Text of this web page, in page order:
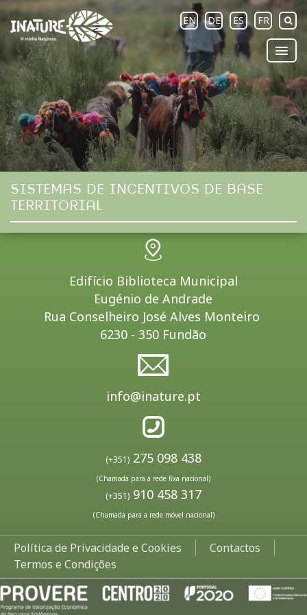
EN DE ES FR
SISTEMAS DE INCENTIVOS DE BASE
TERRITORIAL
Edifício Biblioteca Municipal
Eugénio de Andrade
Rua Conselheiro José Alves Monteiro
6230 - 350 Fundão
info@inature.pt
(+351) 275 098 438
(Chamada para a rede fixa nacional)
(+351) 910 458 317
(Chamada para a rede móvel nacional)
Política de Privacidade e Cookies
Contactos
Termos e Condições